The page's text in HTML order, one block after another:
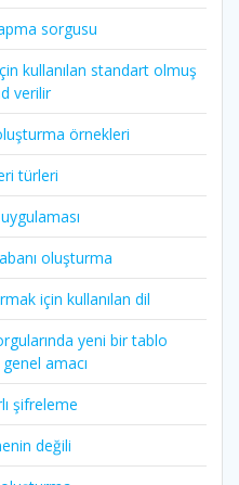
sorgusu
kullanılan standart olmuş
verilir
örnekleri
türleri
oluşturma
için kullanılan dil
yeni bir tablo
amacı
şifreleme
değili